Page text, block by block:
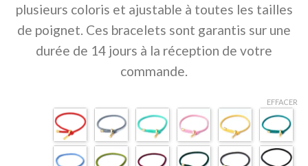
plusieurs coloris et ajustable à toutes les tailles
de poignet. Ces bracelets sont garantis sur une
durée de 14 jours à la réception de votre
commande.
EFFACER